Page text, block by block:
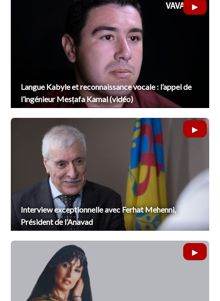
Langue Kabyle et reconnaissance vocale : l’appel de
l’ingénieur Mesṭafa Kamal (vidéo)
Interview exceptionnelle avec Ferhat Mehenni,
Président de l’Anavad